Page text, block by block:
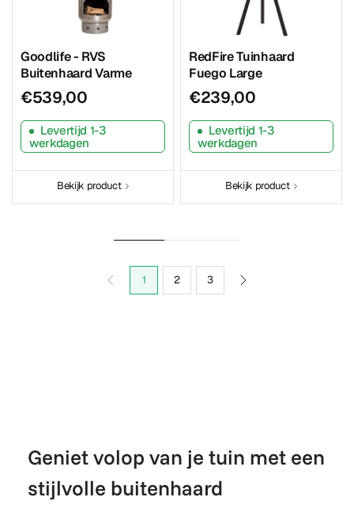
Goodlife - RVS
Buitenhaard Varme
€539,00
Levertijd 1-3
werkdagen
Bekijk product
RedFire Tuinhaard
Fuego Large
€239,00
Levertijd 1-3
werkdagen
Bekijk product
1 2 3
Geniet volop van je tuin met een
stijlvolle buitenhaard